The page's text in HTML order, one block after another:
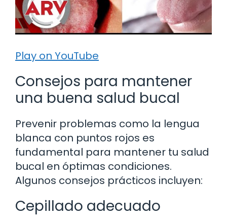
Play on YouTube
Consejos para mantener
una buena salud bucal
Prevenir problemas como la lengua
blanca con puntos rojos es
fundamental para mantener tu salud
bucal en óptimas condiciones.
Algunos consejos prácticos incluyen:
Cepillado adecuado